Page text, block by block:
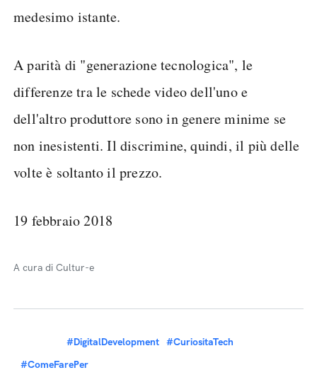
medesimo istante.
A parità di "generazione tecnologica", le
differenze tra le schede video dell'uno e
dell'altro produttore sono in genere minime se
non inesistenti. Il discrimine, quindi, il più delle
volte è soltanto il prezzo.
19 febbraio 2018
A cura di Cultur-e
#DigitalDevelopment #CuriositaTech
#ComeFarePer